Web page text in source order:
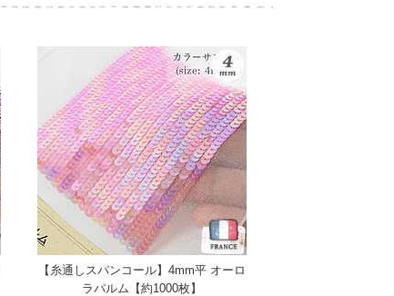
【糸通しスパンコール】4mm平 オーロ
ラパルム【約1000枚】